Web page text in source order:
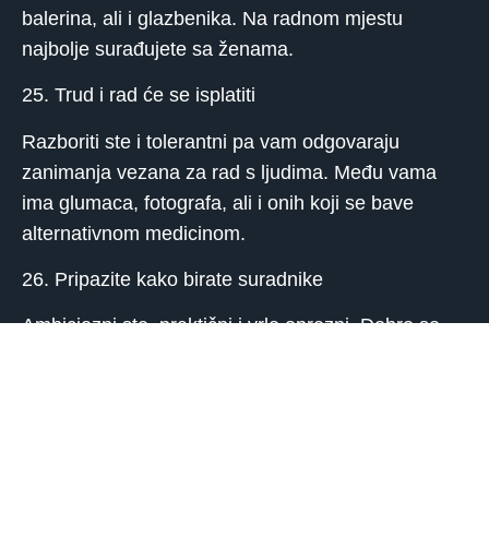
balerina, ali i glazbenika. Na radnom mjestu
najbolje surađujete sa ženama.
25. Trud i rad će se isplatiti
Razboriti ste i tolerantni pa vam odgovaraju
zanimanja vezana za rad s ljudima. Među vama
ima glumaca, fotografa, ali i onih koji se bave
alternativnom medicinom.
26. Pripazite kako birate suradnike
Ambiciozni ste, praktični i vrlo oprezni. Dobro se